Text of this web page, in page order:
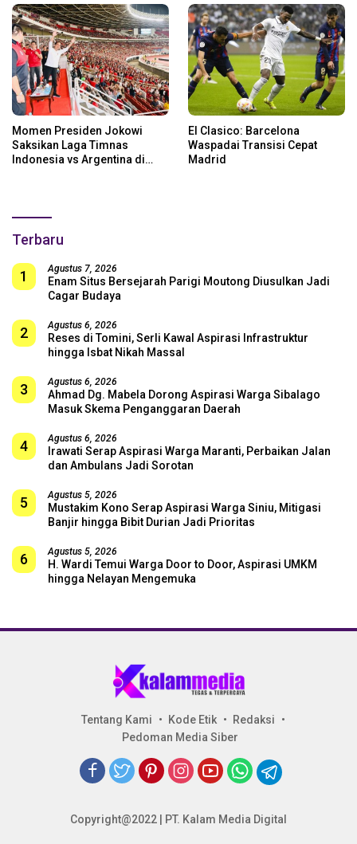
Momen Presiden Jokowi
Saksikan Laga Timnas
Indonesia vs Argentina di
El Clasico: Barcelona
Waspadai Transisi Cepat
Madrid
Terbaru
1 Agustus 7, 2026
Enam Situs Bersejarah Parigi Moutong Diusulkan Jadi
Cagar Budaya
2 Agustus 6, 2026
Reses di Tomini, Serli Kawal Aspirasi Infrastruktur
hingga Isbat Nikah Massal
3 Agustus 6, 2026
Ahmad Dg. Mabela Dorong Aspirasi Warga Sibalago
Masuk Skema Penganggaran Daerah
4 Agustus 6, 2026
Irawati Serap Aspirasi Warga Maranti, Perbaikan Jalan
dan Ambulans Jadi Sorotan
5 Agustus 5, 2026
Mustakim Kono Serap Aspirasi Warga Siniu, Mitigasi
Banjir hingga Bibit Durian Jadi Prioritas
6 Agustus 5, 2026
H. Wardi Temui Warga Door to Door, Aspirasi UMKM
hingga Nelayan Mengemuka
Tentang Kami Kode Etik
Redaksi
Pedoman Media Siber
Copyright@2022 | PT. Kalam Media Digital